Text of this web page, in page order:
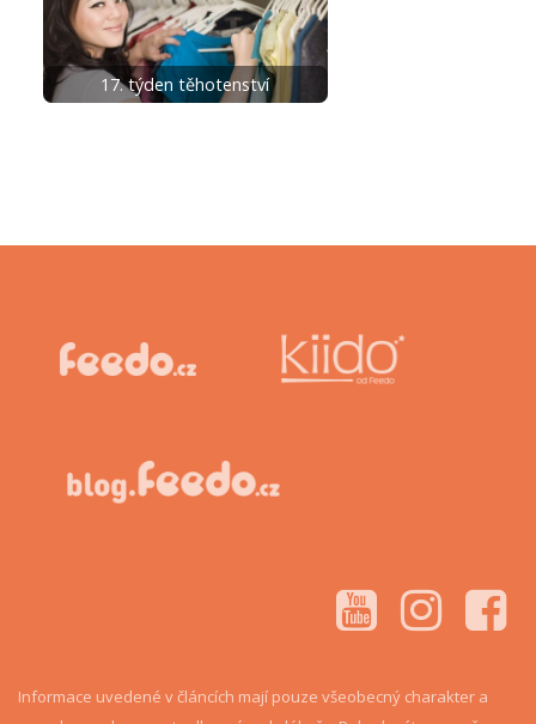
17. týden těhotenství
Informace uvedené v článcích mají pouze všeobecný charakter a